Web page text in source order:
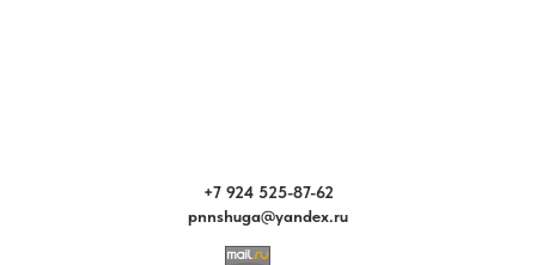
+7 924 525-87-62
pnnshuga@yandex.ru